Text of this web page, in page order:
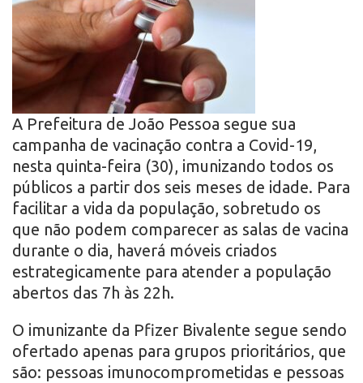
A Prefeitura de João Pessoa segue sua
campanha de vacinação contra a Covid-19,
nesta quinta-feira (30), imunizando todos os
públicos a partir dos seis meses de idade. Para
facilitar a vida da população, sobretudo os
que não podem comparecer as salas de vacina
durante o dia, haverá móveis criados
estrategicamente para atender a população
abertos das 7h às 22h.
O imunizante da Pfizer Bivalente segue sendo
ofertado apenas para grupos prioritários, que
são: pessoas imunocomprometidas e pessoas